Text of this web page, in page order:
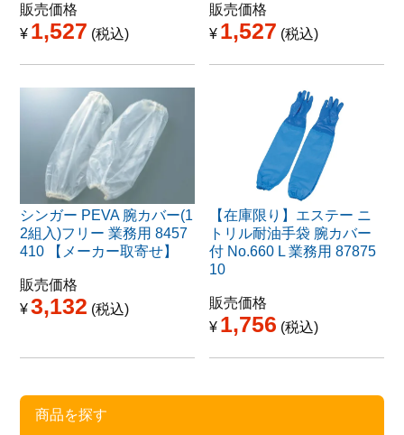
販売価格
¥ 1,527 税込
販売価格
¥ 1,527 税込
シンガー PEVA 腕カバー(1
2組入)フリー 業務用 8457
410 【メーカー取寄せ】
販売価格
¥3,132 税込
【在庫限り】エステー ニ
トリル耐油手袋 腕カバー
付 No.660 L 業務用 87875
10
販売価格
¥ 1,756 税込
商品を探す